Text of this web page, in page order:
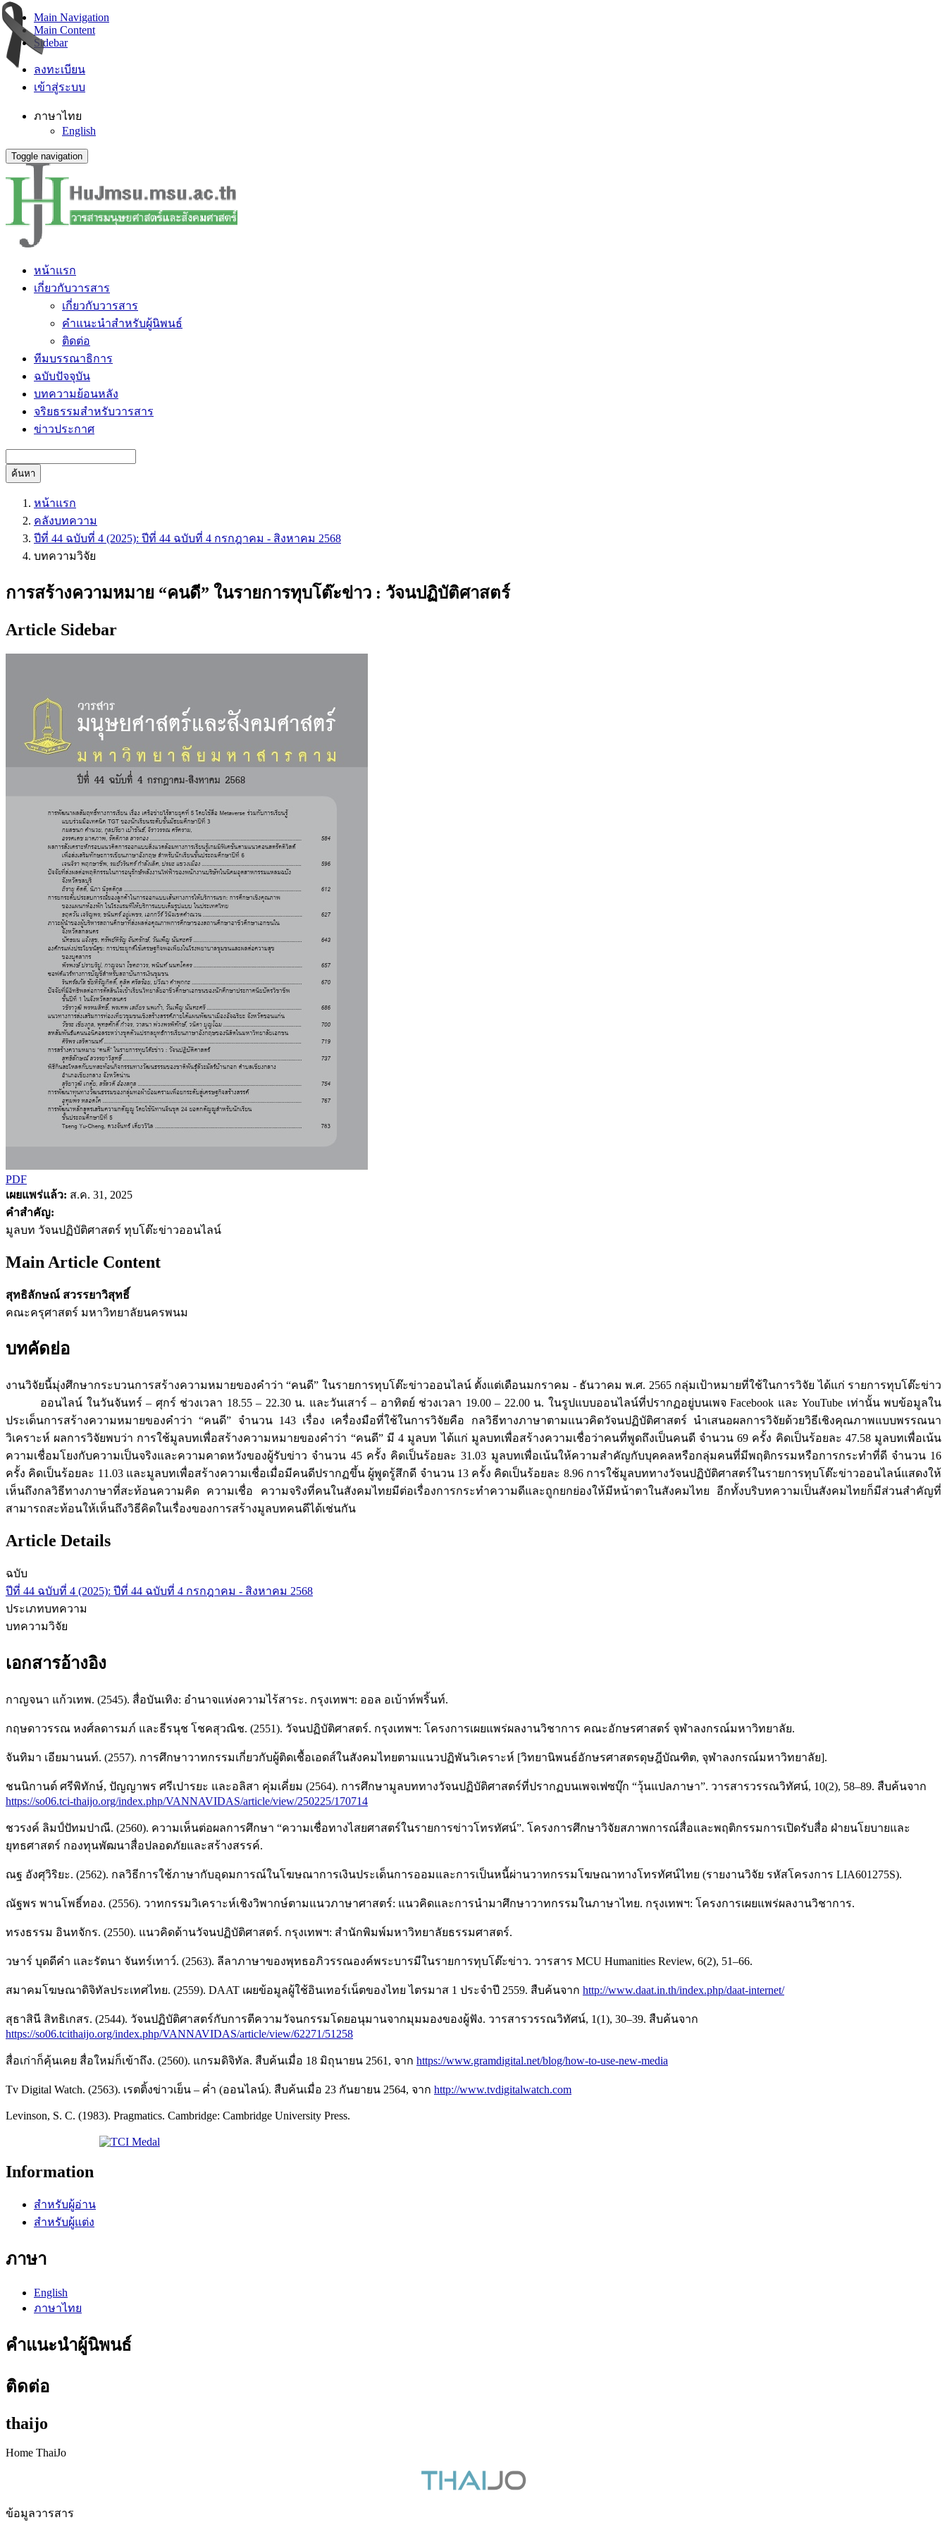
Main Navigation
Main Content
Sidebar
ลงทะเบียน
เข้าสู่ระบบ
ภาษาไทย
English
Toggle navigation
หน้าแรก
เกี่ยวกับวารสาร
เกี่ยวกับวารสาร
คำแนะนำสำหรับผู้นิพนธ์
ติดต่อ
ทีมบรรณาธิการ
ฉบับปัจจุบัน
บทความย้อนหลัง
จริยธรรมสำหรับวารสาร
ข่าวประกาศ
ค้นหา
หน้าแรก
คลังบทความ
ปีที่ 44 ฉบับที่ 4 (2025): ปีที่ 44 ฉบับที่ 4 กรกฎาคม - สิงหาคม 2568
บทความวิจัย
การสร้างความหมาย “คนดี” ในรายการทุบโต๊ะข่าว : วัจนปฏิบัติศาสตร์
Article Sidebar
PDF
เผยแพร่แล้ว: ส.ค. 31, 2025
คำสำคัญ:
มูลบท วัจนปฏิบัติศาสตร์ ทุบโต๊ะข่าวออนไลน์
Main Article Content
สุทธิลักษณ์ สวรรยาวิสุทธิ์
คณะครุศาสตร์ มหาวิทยาลัยนครพนม
บทคัดย่อ
งานวิจัยนี้มุ่งศึกษากระบวนการสร้างความหมายของคำว่า “คนดี” ในรายการทุบโต๊ะข่าวออนไลน์ ตั้งแต่เดือนมกราคม - ธันวาคม พ.ศ. 2565 กลุ่มเป้าหมายที่ใช้ในการวิจัย ได้แก่ รายการทุบโต๊ะข่าว
ออนไลน์ ในวันจันทร์ – ศุกร์ ช่วงเวลา 18.55 – 22.30 น. และวันเสาร์ – อาทิตย์ ช่วงเวลา 19.00 – 22.00 น. ในรูปแบบออนไลน์ที่ปรากฏอยู่บนเพจ Facebook และ YouTube เท่านั้น พบข้อมูลใน
ประเด็นการสร้างความหมายของคำว่า “คนดี” จำนวน 143 เรื่อง เครื่องมือที่ใช้ในการวิจัยคือ กลวิธีทางภาษาตามแนวคิดวัจนปฏิบัติศาสตร์ นำเสนอผลการวิจัยด้วยวิธีเชิงคุณภาพแบบพรรณนา
วิเคราะห์ ผลการวิจัยพบว่า การใช้มูลบทเพื่อสร้างความหมายของคำว่า “คนดี” มี 4 มูลบท ได้แก่ มูลบทเพื่อสร้างความเชื่อว่าคนที่พูดถึงเป็นคนดี จำนวน 69 ครั้ง คิดเป็นร้อยละ 47.58 มูลบทเพื่อเน้น
ความเชื่อมโยงกับความเป็นจริงและความคาดหวังของผู้รับข่าว จำนวน 45 ครั้ง คิดเป็นร้อยละ 31.03 มูลบทเพื่อเน้นให้ความสำคัญกับบุคคลหรือกลุ่มคนที่มีพฤติกรรมหรือการกระทำที่ดี จำนวน 16
ครั้ง คิดเป็นร้อยละ 11.03 และมูลบทเพื่อสร้างความเชื่อเมื่อมีคนดีปรากฏขึ้น ผู้พูดรู้สึกดี จำนวน 13 ครั้ง คิดเป็นร้อยละ 8.96 การใช้มูลบททางวัจนปฏิบัติศาสตร์ในรายการทุบโต๊ะข่าวออนไลน์แสดงให้
เห็นถึงกลวิธีทางภาษาที่สะท้อนความคิด ความเชื่อ ความจริงที่คนในสังคมไทยมีต่อเรื่องการกระทำความดีและถูกยกย่องให้มีหน้าตาในสังคมไทย อีกทั้งบริบทความเป็นสังคมไทยก็มีส่วนสำคัญที่
สามารถสะท้อนให้เห็นถึงวิธีคิดในเรื่องของการสร้างมูลบทคนดีได้เช่นกัน
Article Details
ฉบับ
ปีที่ 44 ฉบับที่ 4 (2025): ปีที่ 44 ฉบับที่ 4 กรกฎาคม - สิงหาคม 2568
ประเภทบทความ
บทความวิจัย
เอกสารอ้างอิง
กาญจนา แก้วเทพ. (2545). สื่อบันเทิง: อำนาจแห่งความไร้สาระ. กรุงเทพฯ: ออล อเบ้าท์พริ้นท์.
กฤษดาวรรณ หงศ์ลดารมภ์ และธีรนุช โชคสุวณิช. (2551). วัจนปฏิบัติศาสตร์. กรุงเทพฯ: โครงการเผยแพร่ผลงานวิชาการ คณะอักษรศาสตร์ จุฬาลงกรณ์มหาวิทยาลัย.
จันทิมา เอียมานนท์. (2557). การศึกษาวาทกรรมเกี่ยวกับผู้ติดเชื้อเอดส์ในสังคมไทยตามแนวปฏิพันวิเคราะห์ [วิทยานิพนธ์อักษรศาสตรดุษฎีบัณฑิต, จุฬาลงกรณ์มหาวิทยาลัย].
ชนนิกานต์ ศรีพิทักษ์, ปัญญาพร ศรีเปารยะ และอลิสา คุ่มเคี่ยม (2564). การศึกษามูลบททางวัจนปฏิบัติศาสตร์ที่ปรากฏบนเพจเฟซบุ๊ก “วุ้นแปลภาษา”. วารสารวรรณวิทัศน์, 10(2), 58–89. สืบค้นจาก
https://so06.tci-thaijo.org/index.php/VANNAVIDAS/article/view/250225/170714
ชวรงค์ ลิมป์ปัทมปาณี. (2560). ความเห็นต่อผลการศึกษา “ความเชื่อทางไสยศาสตร์ในรายการข่าวโทรทัศน์”. โครงการศึกษาวิจัยสภาพการณ์สื่อและพฤติกรรมการเปิดรับสื่อ ฝ่ายนโยบายและ
ยุทธศาสตร์ กองทุนพัฒนาสื่อปลอดภัยและสร้างสรรค์.
ณฐ อังศุวิริยะ. (2562). กลวิธีการใช้ภาษากับอุดมการณ์ในโฆษณาการเงินประเด็นการออมและการเป็นหนี้ผ่านวาทกรรมโฆษณาทางโทรทัศน์ไทย (รายงานวิจัย รหัสโครงการ LIA601275S).
ณัฐพร พานโพธิ์ทอง. (2556). วาทกรรมวิเคราะห์เชิงวิพากษ์ตามแนวภาษาศาสตร์: แนวคิดและการนำมาศึกษาวาทกรรมในภาษาไทย. กรุงเทพฯ: โครงการเผยแพร่ผลงานวิชาการ.
ทรงธรรม อินทจักร. (2550). แนวคิดด้านวัจนปฏิบัติศาสตร์. กรุงเทพฯ: สำนักพิมพ์มหาวิทยาลัยธรรมศาสตร์.
วษาร์ บุดดีคำ และรัตนา จันทร์เทาว์. (2563). ลีลาภาษาของพุทธอภิวรรณองค์พระบารมีในรายการทุบโต๊ะข่าว. วารสาร MCU Humanities Review, 6(2), 51–66.
สมาคมโฆษณาดิจิทัลประเทศไทย. (2559). DAAT เผยข้อมูลผู้ใช้อินเทอร์เน็ตของไทย ไตรมาส 1 ประจำปี 2559. สืบค้นจาก http://www.daat.in.th/index.php/daat-internet/
สุธาสินี สิทธิเกสร. (2544). วัจนปฏิบัติศาสตร์กับการตีความวัจนกรรมโดยอนุมานจากมุมมองของผู้ฟัง. วารสารวรรณวิทัศน์, 1(1), 30–39. สืบค้นจาก
https://so06.tcithaijo.org/index.php/VANNAVIDAS/article/view/62271/51258
สื่อเก่าก็คุ้นเคย สื่อใหม่ก็เข้าถึง. (2560). แกรมดิจิทัล. สืบค้นเมื่อ 18 มิถุนายน 2561, จาก https://www.gramdigital.net/blog/how-to-use-new-media
Tv Digital Watch. (2563). เรตติ้งข่าวเย็น – ค่ำ (ออนไลน์). สืบค้นเมื่อ 23 กันยายน 2564, จาก http://www.tvdigitalwatch.com
Levinson, S. C. (1983). Pragmatics. Cambridge: Cambridge University Press.
Information
สำหรับผู้อ่าน
สำหรับผู้แต่ง
ภาษา
English
ภาษาไทย
คำแนะนำผู้นิพนธ์
ติดต่อ
thaijo
Home ThaiJo
ข้อมูลวารสาร